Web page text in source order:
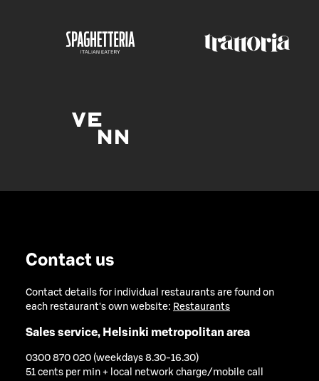
Contact us
Contact details for individual restaurants are found on
each restaurant's own website: Restaurants
Sales service, Helsinki metropolitan area
0300 870 020 (weekdays 8.30-16.30)
51 cents per min + local network charge/mobile call